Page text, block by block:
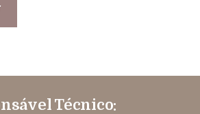
Técnico: